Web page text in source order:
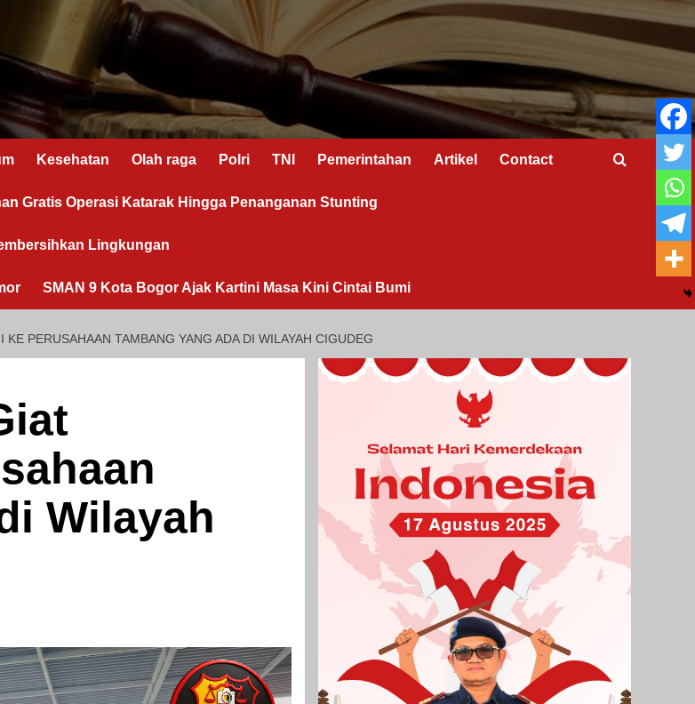
Kesehatan Olah raga Polri TNI Pemerintahan Artikel Contact
Gratis Operasi Katarak Hingga Penanganan Stunting
Lingkungan
SMAN 9 Kota Bogor Ajak Kartini Masa Kini Cintai Bumi
PERUSAHAAN TAMBANG YANG ADA DI WILAYAH CIGUDEG
Wilayah